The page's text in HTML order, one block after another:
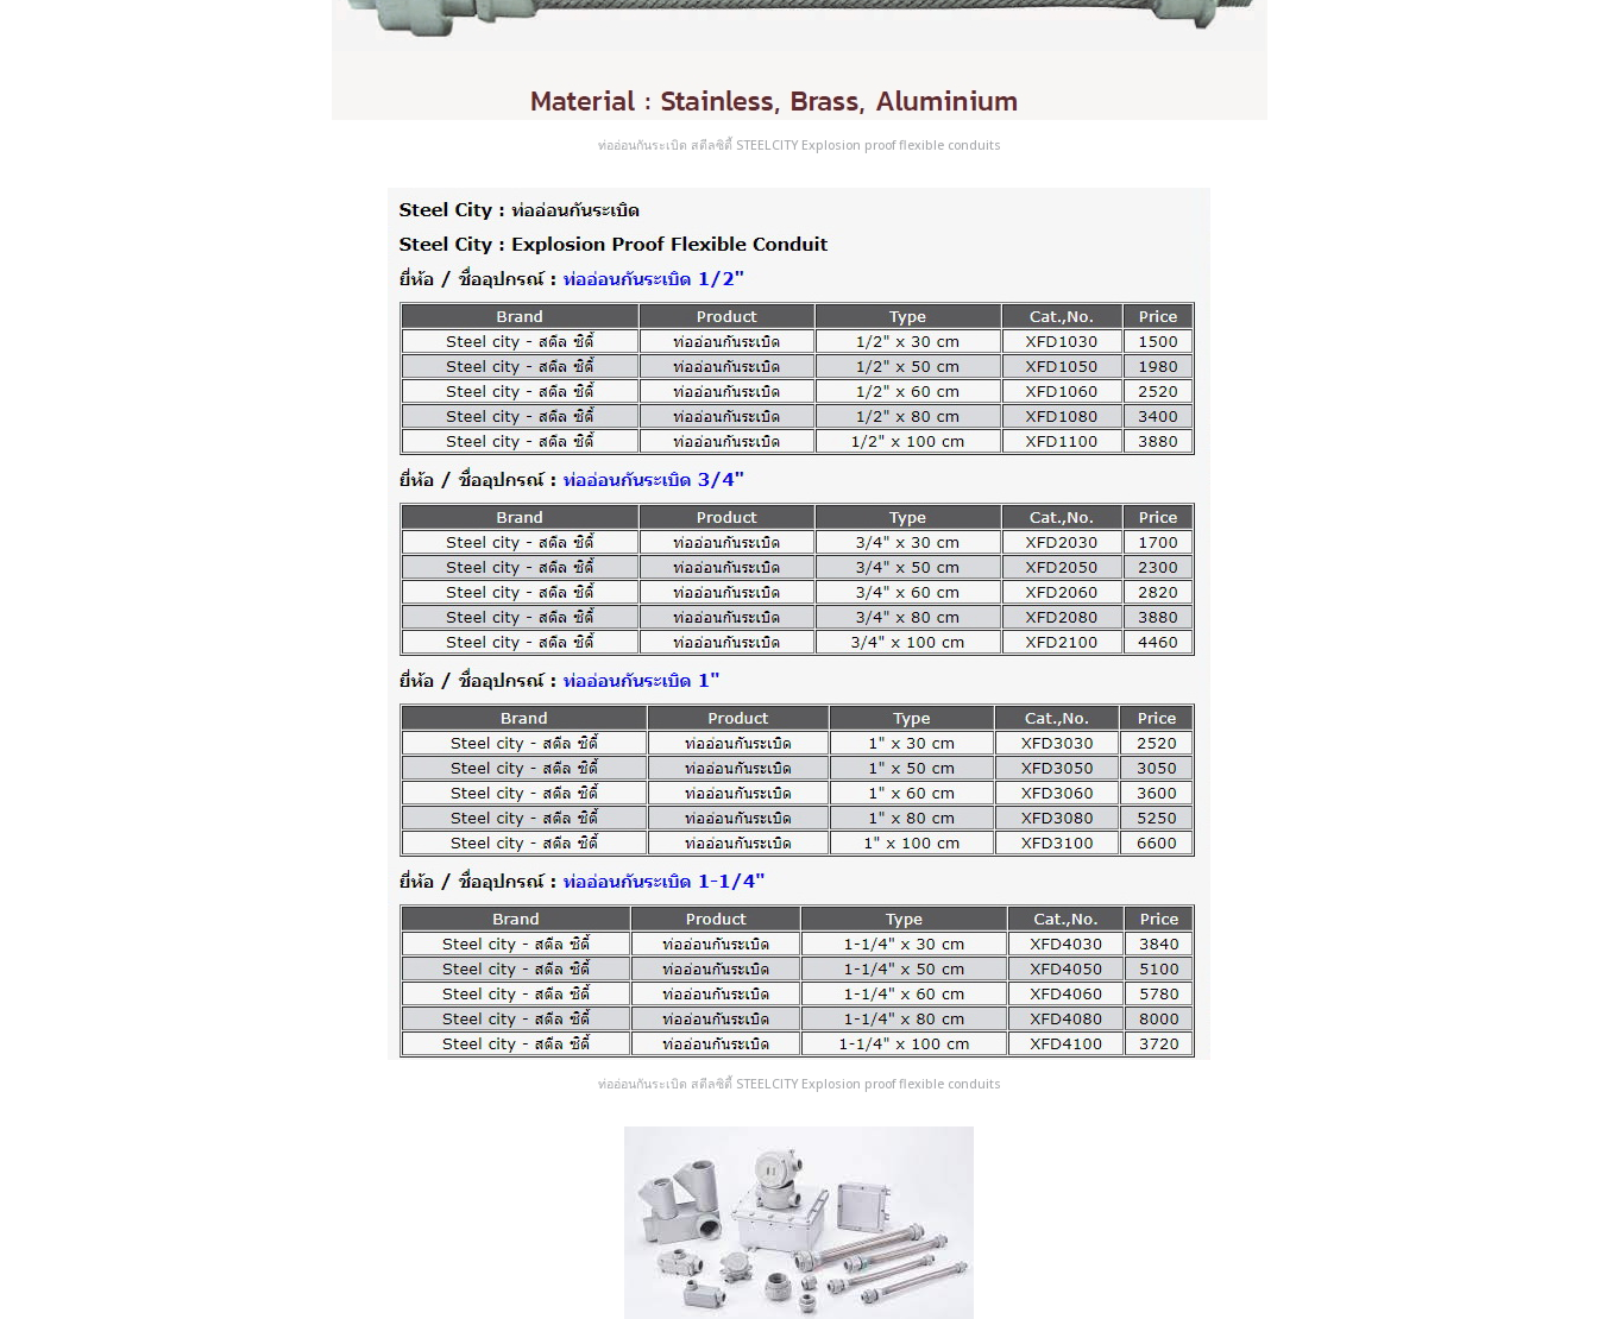
ท่ออ่อนกันระเบิด สตีลซิตี้ STEELCITY Explosion proof flexible conduits
ท่ออ่อนกันระเบิด สตีลซิตี้ STEELCITY Explosion proof flexible conduits